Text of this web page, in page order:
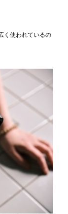
く使われているの